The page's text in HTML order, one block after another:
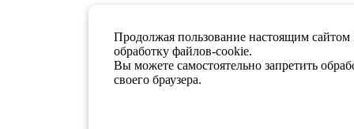
Продолжая пользование настоящим
обработку файлов-cookie.
Вы можете самостоятельно запретить
своего браузера.